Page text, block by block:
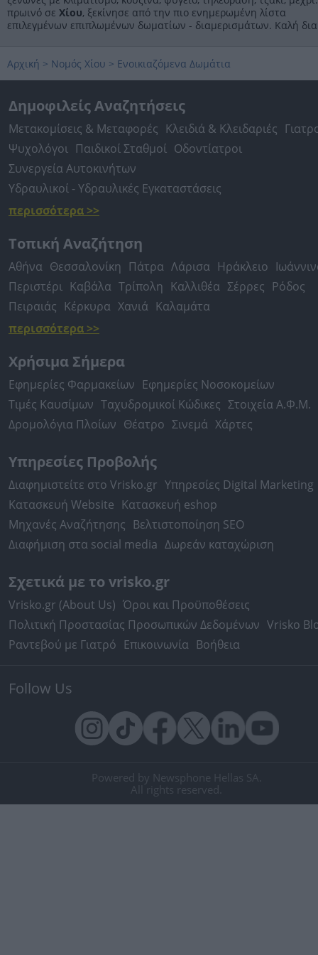
πρωινό σε Χίου, ξεκίνησε από την πιο ενημερωμένη λίστα
επιλεγμένων επιπλωμένων δωματίων - διαμερισμάτων. Καλή
Αρχική > Νομός Χίου > Ενοικιαζόμενα Δωμάτια
Δημοφιλείς Αναζητήσεις
Μετακομίσεις & Μεταφορές Κλειδιά & Κλειδαριές
Ψυχολόγοι Παιδικοί Σταθμοί Οδοντίατροι
Συνεργεία Αυτοκινήτων
Υδραυλικοί - Υδραυλικές Εγκαταστάσεις
περισσότερα >>
Τοπική Αναζήτηση
Αθήνα Θεσσαλονίκη Πάτρα Λάρισα Ηράκλειο
Περιστέρι Καβάλα Τρίπολη Καλλιθέα Σέρρες Ρόδος
Πειραιάς Κέρκυρα Χανιά Καλαμάτα
περισσότερα >>
Χρήσιμα Σήμερα
Εφημερίες Φαρμακείων Εφημερίες Νοσοκομείων
Τιμές Καυσίμων Ταχυδρομικοί Κώδικες Στοιχεία Α.Φ.Μ.
Δρομολόγια Πλοίων Θέατρο Σινεμά Χάρτες
Υπηρεσίες Προβολής
Διαφημιστείτε στο Vrisko.gr Υπηρεσίες Digital Marketing
Κατασκευή Website Κατασκευή eshop
Μηχανές Αναζήτησης Βελτιστοποίηση SEO
Διαφήμιση στα social media Δωρεάν καταχώριση
Σχετικά με το vrisko.gr
Vrisko.gr (About Us) Όροι και Προϋποθέσεις
Πολιτική Προστασίας Προσωπικών Δεδομένων Vrisko
Ραντεβού με Γιατρό Επικοινωνία Βοήθεια
Follow Us
Powered by Newsphone Hellas SA.
All rights reserved.